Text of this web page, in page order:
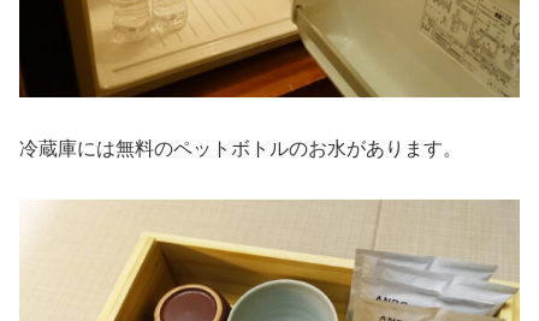
冷蔵庫には無料のペットボトルのお水があります。